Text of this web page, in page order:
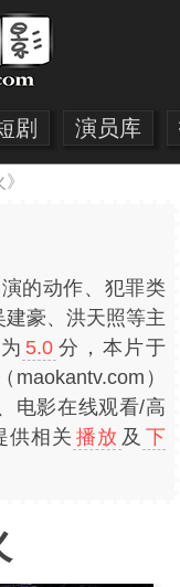
剧 演员库
的动作、犯罪类
豪、洪天照等主
5.0 分，本片于
）
电影在线观看/高
供相关 播放 及 下